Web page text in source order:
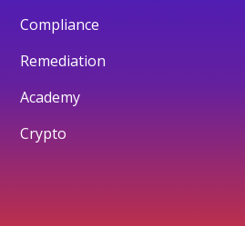
Compliance
Remediation
Academy
Crypto